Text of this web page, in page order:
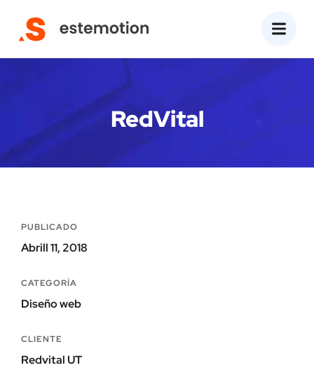
RedVital
PUBLICADO
Abrill 11, 2018
CATEGORÍA
Diseño web
CLIENTE
Redvital UT